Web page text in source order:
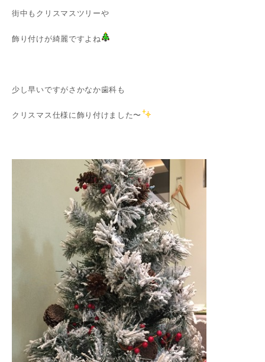
街中もクリスマスツリーや
飾り付けが綺麗ですよね
少し早いですがさかなか歯科も
クリスマス仕様に飾り付けました〜